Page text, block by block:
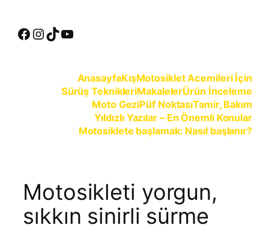
Facebook InstagramTikTok YouTube
AnasayfaKışMotosiklet Acemileri İçin
Sürüş TeknikleriMakalelerÜrün İnceleme
Moto GeziPüf NoktasıTamir, Bakım
Yıldızlı Yazılar – En Önemli Konular
Motosiklete başlamak: Nasıl başlanır?
Motosikleti yorgun,
sıkkın sinirli sürme